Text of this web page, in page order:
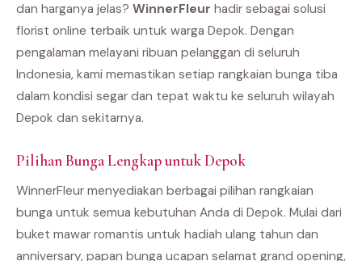
dan harganya jelas? WinnerFleur hadir sebagai solusi
florist online terbaik untuk warga Depok. Dengan
pengalaman melayani ribuan pelanggan di seluruh
Indonesia, kami memastikan setiap rangkaian bunga tiba
dalam kondisi segar dan tepat waktu ke seluruh wilayah
Depok dan sekitarnya.
Pilihan Bunga Lengkap untuk Depok
WinnerFleur menyediakan berbagai pilihan rangkaian
bunga untuk semua kebutuhan Anda di Depok. Mulai dari
buket mawar romantis untuk hadiah ulang tahun dan
anniversary, papan bunga ucapan selamat grand opening,